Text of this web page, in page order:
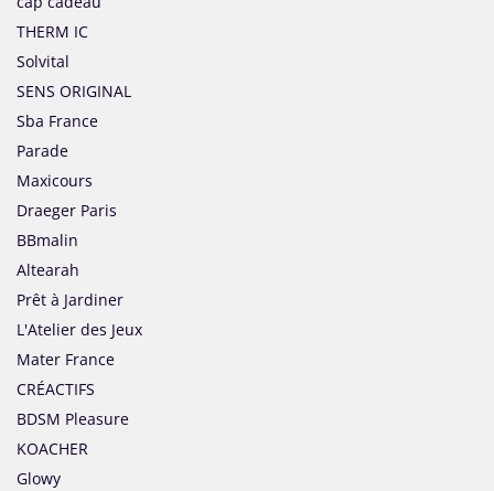
THERM IC
Solvital
SENS ORIGINAL
Sba France
Parade
Maxicours
Draeger Paris
BBmalin
Altearah
Prêt à Jardiner
L'Atelier des Jeux
Mater France
CRÉACTIFS
BDSM Pleasure
KOACHER
Glowy